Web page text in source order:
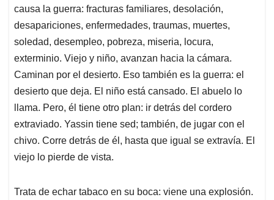
causa la guerra: fracturas familiares, desolación,
desapariciones, enfermedades, traumas, muertes,
soledad, desempleo, pobreza, miseria, locura,
exterminio. Viejo y niño, avanzan hacia la cámara.
Caminan por el desierto. Eso también es la guerra: el
desierto que deja. El niño está cansado. El abuelo lo
llama. Pero, él tiene otro plan: ir detrás del cordero
extraviado. Yassin tiene sed; también, de jugar con el
chivo. Corre detrás de él, hasta que igual se extravía. El
viejo lo pierde de vista.
Trata de echar tabaco en su boca: viene una explosión.